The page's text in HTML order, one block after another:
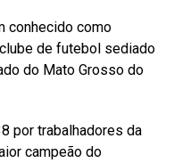
conhecido como
de futebol sediado
do Mato Grosso do
por trabalhadores da
campeão do